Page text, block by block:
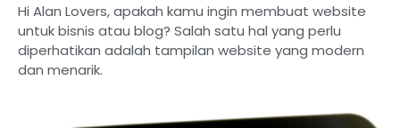
Hi Alan Lovers, apakah kamu ingin membuat website
untuk bisnis atau blog? Salah satu hal yang perlu
diperhatikan adalah tampilan website yang modern
dan menarik.